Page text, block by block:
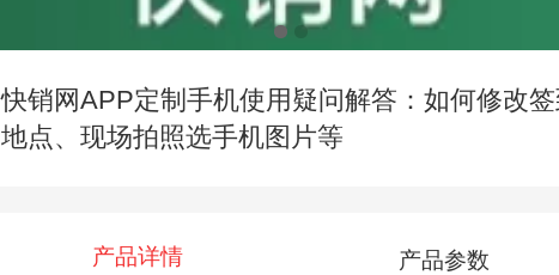
快销网APP定制手机使用疑问解答：如何修改
地点、现场拍照选手机图片等
产品详情 产品参数